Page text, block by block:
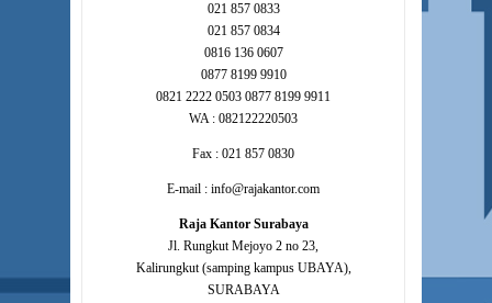
021 857 0833
021 857 0834
0816 136 0607
0877 8199 9910
0821 2222 0503 0877 8199 9911
WA : 082122220503
Fax : 021 857 0830
E-mail : info@rajakantor.com
Raja Kantor Surabaya
Jl. Rungkut Mejoyo 2 no 23,
Kalirungkut (samping kampus UBAYA),
SURABAYA